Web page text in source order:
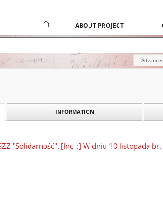
ABOUT PROJECT
INFORMATION
"Solidarność". [Inc. :] W dniu 10 listopada